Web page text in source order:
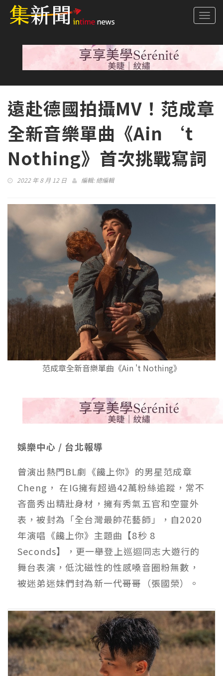
遠赴德國拍攝MV！范成章
全新音樂單曲《Ain ‘t
Nothing》首次挑戰寫詞
2022 年 8 月 12 日 編輯:總編輯
范成章全新音樂單曲《Ain 't Nothing》
娛樂中心 / 台北報導
曾演出熱門BL劇《饞上你》的男星范成章
Cheng， 在IG擁有超過42萬粉絲追蹤，常不
吝嗇秀出精壯身材，擁有秀氣五官和空靈外
表，被封為「全台灣最帥花藝師」，自2020
年演唱《饞上你》主題曲【8秒 8
Seconds】，更一舉登上巡迴同志大遊行的
舞台表演，低沈磁性的性感嗓音圈粉無數，
被迷弟迷妹們封為新一代哥哥（張國榮）。